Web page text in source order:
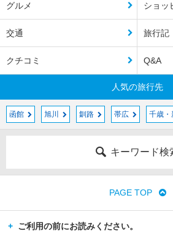
グルメ ショッ
交通 旅行記
クチコミ Q&A
人気の旅行先
函館 旭川 釧路 帯広 千歳・
キーワード検
PAGE TOP
ご利用の前にお読みください。